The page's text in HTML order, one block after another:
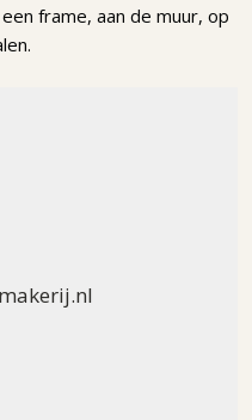
frame, aan de muur, op